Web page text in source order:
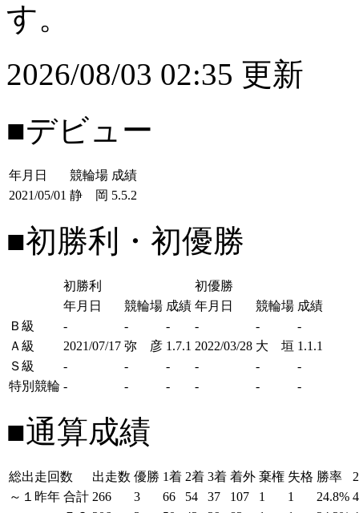
す。
2026/08/03 02:35 更新
■デビュー
年月日 競輪場 成績
2021/05/01 静 岡 5.5.2
■初勝利・初優勝
初勝利
初優勝
年月日
競輪場 成績 年月日 競輪場 成績
Ｂ級
- - - - -
-
Ａ級
2021/07/17 弥 彦 1.7.1 2022/03/28 大 垣 1.1.1
Ｓ級
- - - - -
-
特別競輪 - - - - - -
■通算成績
総出走回数 出走数 優勝 1着 2着 3着 着外 棄権 失格 勝率
～１昨年 合計 266 3 66 54 37 107 1 1 24.8%